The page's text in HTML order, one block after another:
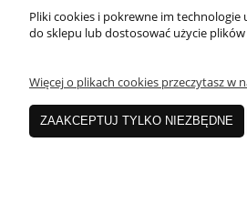
adres:
ul. Przemysłowa 11a, 75-216
JANEX Spółka
Pliki cookies i pokrewne im
do sklepu lub dostosować użycie
Więcej o plikach cookies przeczytasz w
ZAAKCEPTUJ TYLKO NIEZBĘDNE